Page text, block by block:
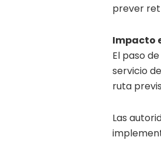
prever
Impacto
El paso
servicio
ruta
Las